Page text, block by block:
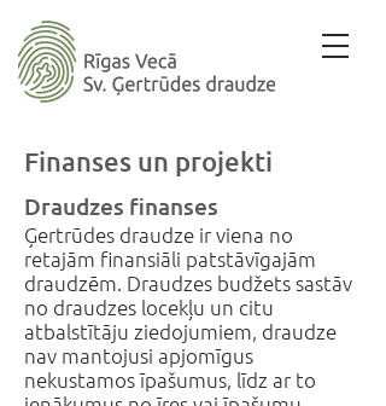
Finanses un projekti
Draudzes finanses
Ģertrūdes draudze ir viena no
retajām finansiāli patstāvīgajām
draudzēm. Draudzes budžets sastāv
no draudzes locekļu un citu
atbalstītāju ziedojumiem, draudze
nav mantojusi apjomīgus
nekustamos īpašumus, līdz ar to